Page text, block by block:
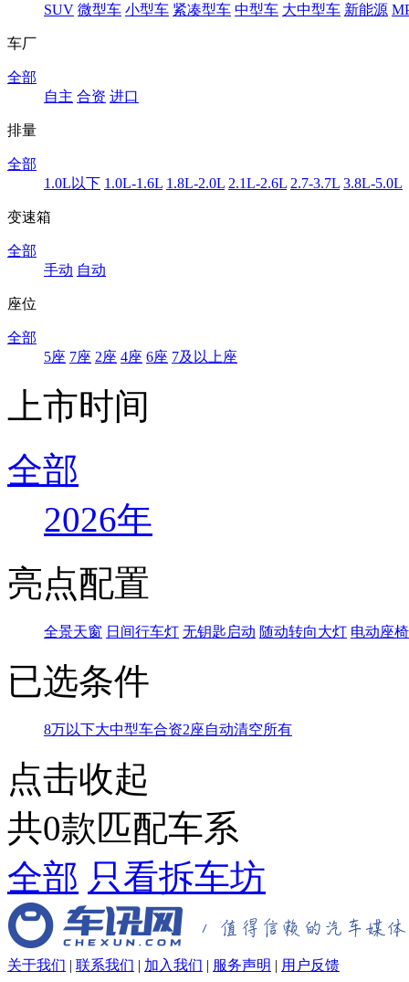
SUV 微型车 小型车 紧凑型车 中型车 大中型车 新能源
车厂
全部
自主 合资 进口
排量
全部
1.0L以下 1.0L-1.6L 1.8L-2.0L 2.1L-2.6L 2.7-3.7L 3.8L-5.0L
变速箱
全部
手动 自动
座位
全部
5座 7座 2座 4座 6座 7及以上座
上市时间
全部
2026年
亮点配置
全景天窗 日间行车灯 无钥匙启动 随动转向大灯 电动座椅
已选条件
8万以下大中型车合资2座自动清空所有
点击收起
共0款匹配车系
全部 只看拆车坊
关于我们 | 联系我们 | 加入我们 | 服务声明 | 用户反馈